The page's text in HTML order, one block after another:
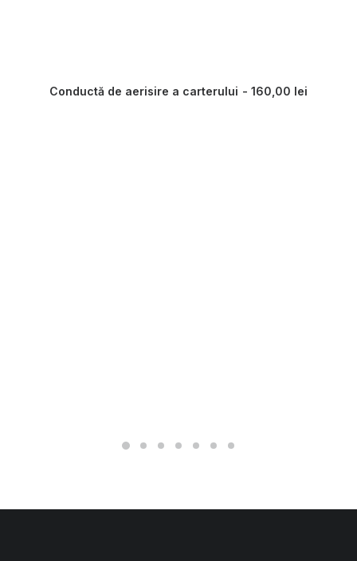
Conductă de aerisire a carterului 160,00 lei